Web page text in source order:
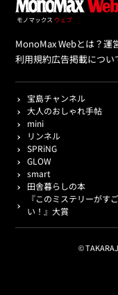
MonoMax Webとは？運
利用規約広告掲載につい
宝島チャンネル
大人のおしゃれ手帖
mini
リンネル
SPRiNG
GLOW
smart
田舎暮らしの本
『このミステリーがすご
い！』大賞
©